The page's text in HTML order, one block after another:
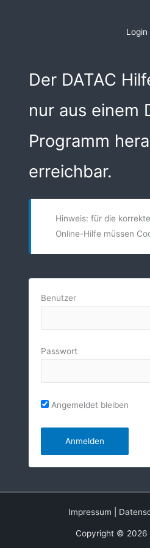
Login
Der DATAC
nur aus einem
Programm
erreichbar.
Hinweis: für die
Online-Hilfe müssen
Benutzer
Passwort
Angemeldet bleiben
Impressum
Copyright © 2026